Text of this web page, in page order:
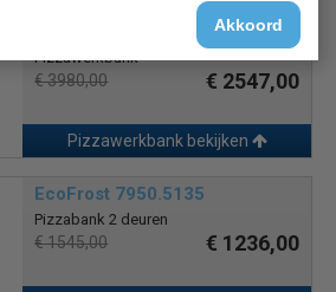
Akkoord
Pizzawerkbank
€ 3980,00 € 2547,00
Pizzawerkbank bekijken
EcoFrost 7950.5135
Pizzabank 2 deuren
€ 1545,00 € 1236,00